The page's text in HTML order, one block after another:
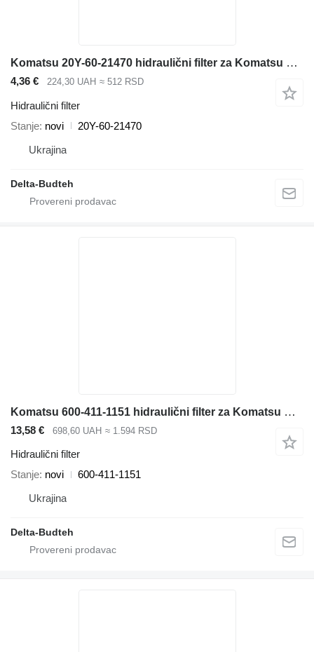
Komatsu 20Y-60-21470 hidraulični filter za Komatsu D65EX-12, D65PX-1 buldožera
4,36 € 224,30 UAH ≈ 512 RSD
Hidraulični filter
Stanje novi
20Y-60-21470
Ukrajina
Delta-Budteh
Komatsu 600-411-1151 hidraulični filter za Komatsu D65EX-12, D65PX-12 buldožera
13,58 € 698,60 UAH ≈ 1.594 RSD
Hidraulični filter
Stanje novi
600-411-1151
Ukrajina
Delta-Budteh